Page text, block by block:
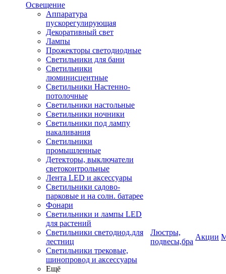
Освещение
Аппаратура
пускорегулирующая
Декоративный свет
Лампы
Прожекторы светодиодные
Светильники для бани
Светильники
люминисцентные
Светильники Настенно-
потолочные
Светильники настольные
Светильники ночники
Светильники под лампу
накаливания
Светильники
промышленные
Детекторы, выключатели
светоконтрольные
Лента LED и аксессуары
Светильники садово-
парковые и на солн. батарее
Фонари
Светильники и лампы LED
для растений
Светильники светодиод.для
лестниц
Светильники трековые,
шинопровод и аксессуары
Ещё
Люстры,
подвесы,бра
Акции